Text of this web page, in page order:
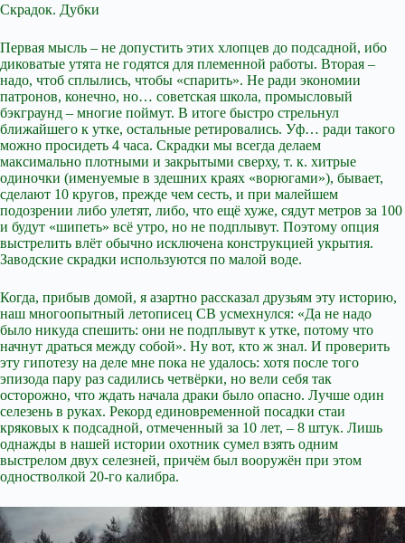
Скрадок. Дубки
Первая мысль – не допустить этих хлопцев до подсадной, ибо
диковатые утята не годятся для племенной работы. Вторая –
надо, чтоб сплылись, чтобы «спарить». Не ради экономии
патронов, конечно, но… советская школа, промысловый
бэкграунд – многие поймут. В итоге быстро стрельнул
ближайшего к утке, остальные ретировались. Уф… ради такого
можно просидеть 4 часа. Скрадки мы всегда делаем
максимально плотными и закрытыми сверху, т. к. хитрые
одиночки (именуемые в здешних краях «ворюгами»), бывает,
сделают 10 кругов, прежде чем сесть, и при малейшем
подозрении либо улетят, либо, что ещё хуже, сядут метров за 100
и будут «шипеть» всё утро, но не подплывут. Поэтому опция
выстрелить влёт обычно исключена конструкцией укрытия.
Заводские скрадки используются по малой воде.
Когда, прибыв домой, я азартно рассказал друзьям эту историю,
наш многоопытный летописец СВ усмехнулся: «Да не надо
было никуда спешить: они не подплывут к утке, потому что
начнут драться между собой». Ну вот, кто ж знал. И проверить
эту гипотезу на деле мне пока не удалось: хотя после того
эпизода пару раз садились четвёрки, но вели себя так
осторожно, что ждать начала драки было опасно. Лучше один
селезень в руках. Рекорд единовременной посадки стаи
кряковых к подсадной, отмеченный за 10 лет, – 8 штук. Лишь
однажды в нашей истории охотник сумел взять одним
выстрелом двух селезней, причём был вооружён при этом
одностволкой 20-го калибра.